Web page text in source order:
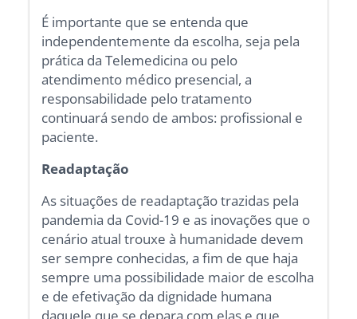
É importante que se entenda que
independentemente da escolha, seja pela
prática da Telemedicina ou pelo
atendimento médico presencial, a
responsabilidade pelo tratamento
continuará sendo de ambos: profissional e
paciente.
Readaptação
As situações de readaptação trazidas pela
pandemia da Covid-19 e as inovações que o
cenário atual trouxe à humanidade devem
ser sempre conhecidas, a fim de que haja
sempre uma possibilidade maior de escolha
e de efetivação da dignidade humana
daquele que se depara com elas e que